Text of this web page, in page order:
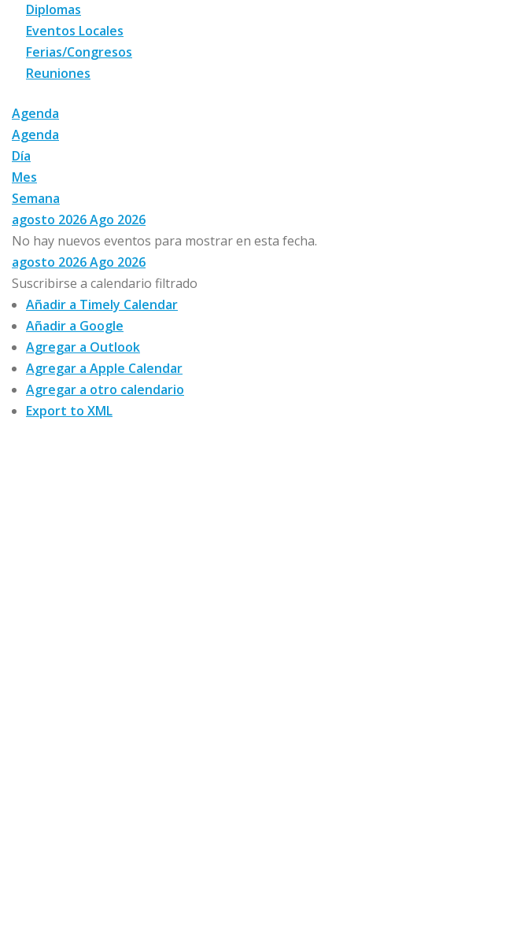
Diplomas
Eventos Locales
Ferias/Congresos
Reuniones
Agenda
Agenda
Día
Mes
Semana
agosto 2026Ago 2026
No hay nuevos eventos para mostrar en esta fecha.
agosto 2026Ago 2026
Suscribirse a calendario filtrado
Añadir a Timely Calendar
Añadir a Google
Agregar a Outlook
Agregar a Apple Calendar
Agregar a otro calendario
Export to XML